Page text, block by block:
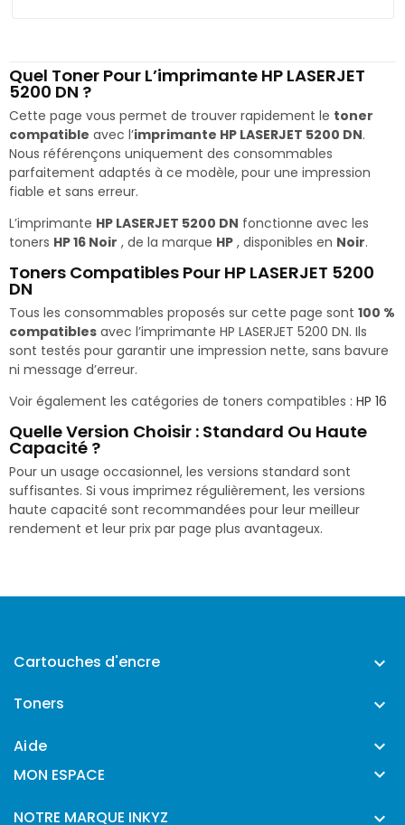
Quel Toner Pour L’imprimante HP LASERJET
5200 DN ?
Cette page vous permet de trouver rapidement le toner
compatible avec l’imprimante HP LASERJET 5200 DN.
Nous référençons uniquement des consommables
parfaitement adaptés à ce modèle, pour une impression
fiable et sans erreur.
L’imprimante HP LASERJET 5200 DN fonctionne avec les
toners HP 16 Noir , de la marque HP , disponibles en Noir.
Toners Compatibles Pour HP LASERJET 5200
DN
Tous les consommables proposés sur cette page sont 100 %
compatibles avec l’imprimante HP LASERJET 5200 DN. Ils
sont testés pour garantir une impression nette, sans bavure
ni message d’erreur.
Voir également les catégories de toners compatibles : HP 16
Quelle Version Choisir : Standard Ou Haute
Capacité ?
Pour un usage occasionnel, les versions standard sont
suffisantes. Si vous imprimez régulièrement, les versions
haute capacité sont recommandées pour leur meilleur
rendement et leur prix par page plus avantageux.
Cartouches d'encre 
Toners 
Aide 
MON ESPACE 
NOTRE MARQUE INKYZ 